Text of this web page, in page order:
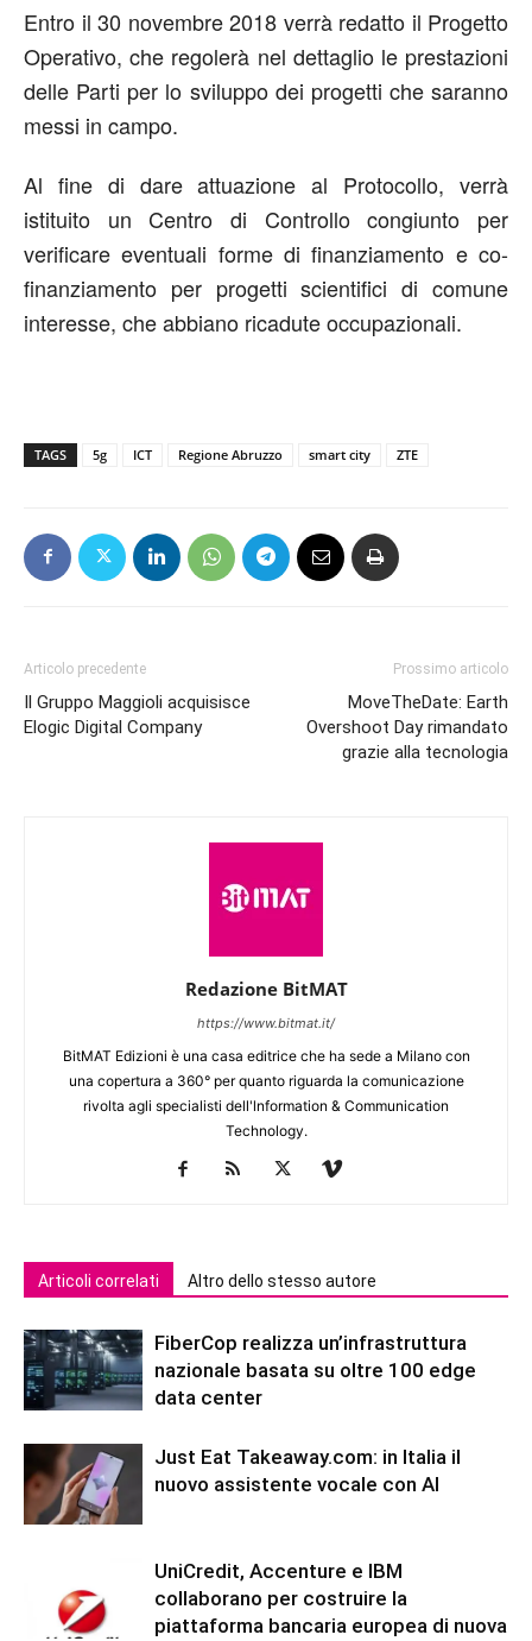
Entro il 30 novembre 2018 verrà redatto il Progetto
Operativo, che regolerà nel dettaglio le prestazioni
delle Parti per lo sviluppo dei progetti che saranno
messi in campo.
Al fine di dare attuazione al Protocollo, verrà
istituito un Centro di Controllo congiunto per
verificare eventuali forme di finanziamento e co-
finanziamento per progetti scientifici di comune
interesse, che abbiano ricadute occupazionali.
TAGS 5g ICT Regione Abruzzo smart city ZTE
Articolo precedente
Il Gruppo Maggioli acquisisce
Elogic Digital Company
Prossimo articolo
MoveTheDate: Earth
Overshoot Day rimandato
grazie alla tecnologia
Redazione BitMAT
https://www.bitmat.it/
BitMAT Edizioni è una casa editrice che ha sede a Milano con
una copertura a 360° per quanto riguarda la comunicazione
rivolta agli specialisti dell'lnformation & Communication
Technology.
Articoli correlati Altro dello stesso autore
FiberCop realizza un’infrastruttura
nazionale basata su oltre 100 edge
data center
Just Eat Takeaway.com: in Italia il
nuovo assistente vocale con AI
UniCredit, Accenture e IBM
collaborano per costruire la
piattaforma bancaria europea di nuova